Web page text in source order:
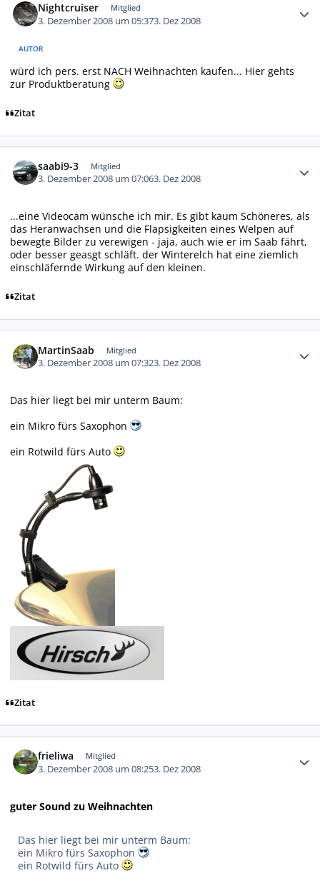
Nightcruiser Mitglied
3. Dezember 2008 um 05:373. Dez 2008
AUTOR
würd ich pers. erst NACH Weihnachten kaufen... Hier gehts
zur Produktberatung
Zitat
saabi9-3 Mitglied
3. Dezember 2008 um 07:063. Dez 2008
...eine Videocam wünsche ich mir. Es gibt kaum Schöneres, als
das Heranwachsen und die Flapsigkeiten eines Welpen auf
bewegte Bilder zu verewigen - jaja, auch wie er im Saab fährt,
oder besser geasgt schläft. der Winterelch hat eine ziemlich
einschläfernde Wirkung auf den kleinen.
Zitat
MartinSaab Mitglied
3. Dezember 2008 um 07:323. Dez 2008
Das hier liegt bei mir unterm Baum:
ein Mikro fürs Saxophon
ein Rotwild fürs Auto
Zitat
frieliwa Mitglied
3. Dezember 2008 um 08:253. Dez 2008
guter Sound zu Weihnachten
Das hier liegt bei mir unterm Baum:
ein Mikro fürs Saxophon
ein Rotwild fürs Auto